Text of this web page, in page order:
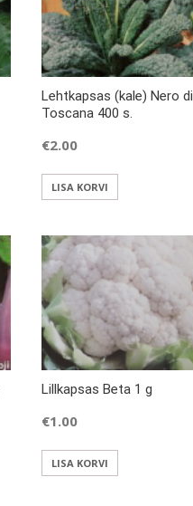
Lehtkapsas (kale) Nero di
Toscana 400 s.
€2.00
LISA KORVI
Lillkapsas Beta 1 g
€1.00
LISA KORVI